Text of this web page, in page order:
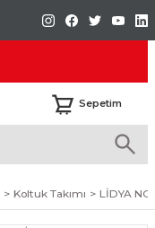
Sepetim
Koltuk Takımı LİDYA